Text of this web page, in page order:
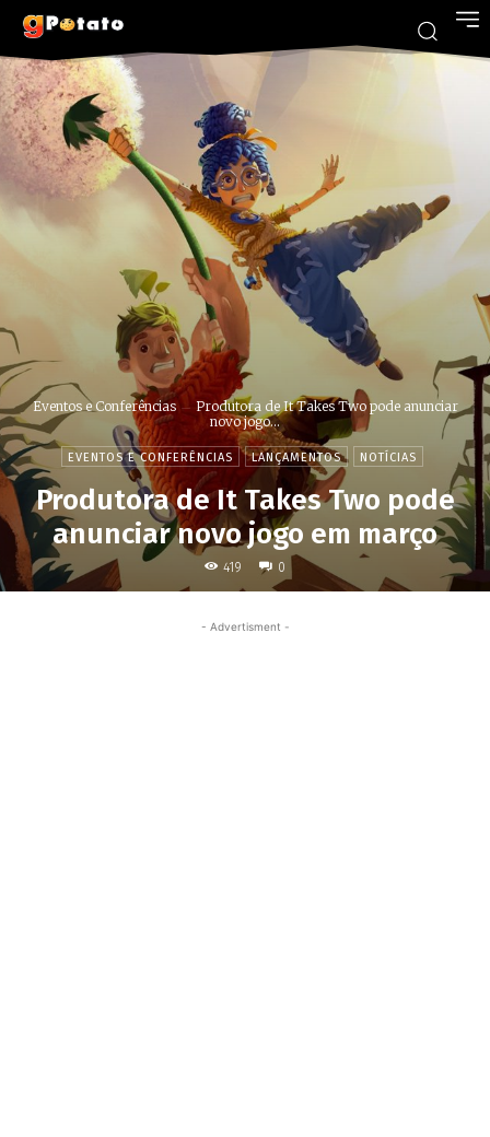
Eventos e Conferências
Produtora de It Takes Two pode anunciar
novo jogo...
EVENTOS E CONFERÊNCIAS LANÇAMENTOS NOTÍCIAS
Produtora de It Takes Two pode
anunciar novo jogo em março
419 0
- Advertisment -